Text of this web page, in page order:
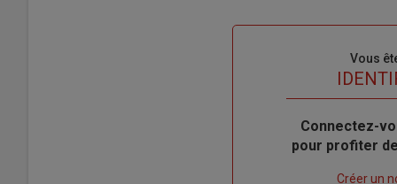
Vous
Body
Connectez-
pour profiter
Créer un